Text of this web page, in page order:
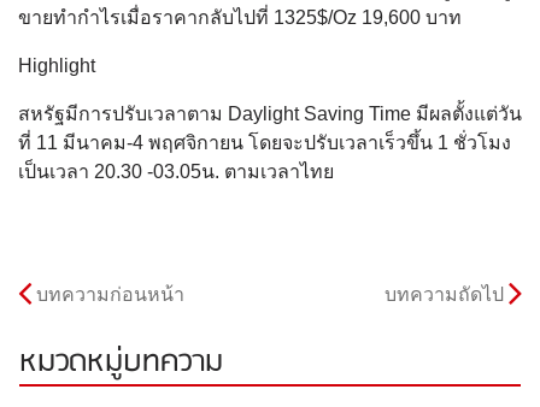
ขายทำกำไรเมื่อราคากลับไปที่ 1325$/Oz 19,600 บาท
Highlight
สหรัฐมีการปรับเวลาตาม Daylight Saving Time มีผลตั้งแต่วัน
ที่ 11 มีนาคม-4 พฤศจิกายน โดยจะปรับเวลาเร็วขึ้น 1 ชั่วโมง
เป็นเวลา 20.30 -03.05น. ตามเวลาไทย
บทความก่อนหน้า บทความถัดไป
หมวดหมู่บทความ